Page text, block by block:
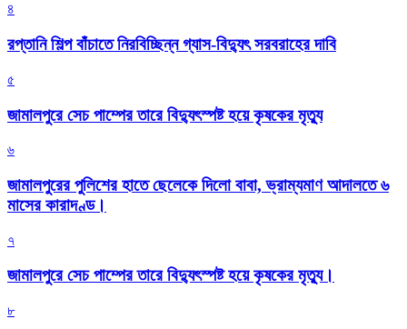
৪
রপ্তানি শিল্প বাঁচাতে নিরবিচ্ছিন্ন গ্যাস-বিদ্যুৎ সরবরাহের দাবি
৫
জামালপুরে সেচ পাম্পের তারে বিদ্যুৎস্পষ্ট হয়ে কৃষকের মৃত্যু
৬
জামালপুরের পুলিশের হাতে ছেলেকে দিলো বাবা, ভ্রাম্যমাণ আদালতে ৬
মাসের কারাদণ্ড।
৭
জামালপুরে সেচ পাম্পের তারে বিদ্যুৎস্পষ্ট হয়ে কৃষকের মৃত্যু।
৮